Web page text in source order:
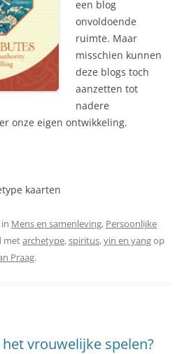
een blog
onvoldoende
ruimte. Maar
misschien kunnen
deze blogs toch
aanzetten tot
nadere
onze eigen ontwikkeling.
kaarten
Mens en samenleving, Persoonlijke
metarchetype,spiritus,yin en yangop
Praag.
vrouwelijke spelen?